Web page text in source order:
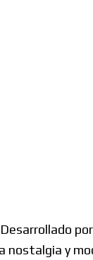
Desarrollado
nostalgia y